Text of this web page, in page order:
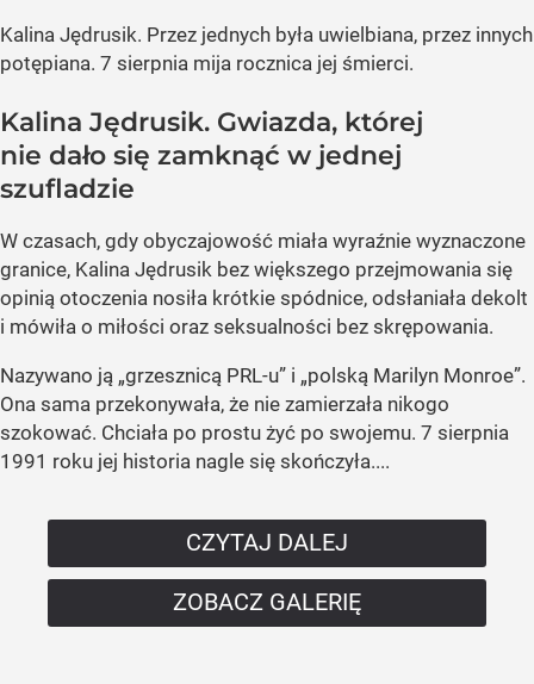
Kalina Jędrusik. Przez jednych była uwielbiana, przez innych
potępiana. 7 sierpnia mija rocznica jej śmierci.
Kalina Jędrusik. Gwiazda, której
nie dało się zamknąć w jednej
szufladzie
W czasach, gdy obyczajowość miała wyraźnie wyznaczone
granice, Kalina Jędrusik bez większego przejmowania się
opinią otoczenia nosiła krótkie spódnice, odsłaniała dekolt
i mówiła o miłości oraz seksualności bez skrępowania.
Nazywano ją „grzesznicą PRL-u” i „polską Marilyn Monroe”.
Ona sama przekonywała, że nie zamierzała nikogo
szokować. Chciała po prostu żyć po swojemu. 7 sierpnia
1991 roku jej historia nagle się skończyła....
CZYTAJ DALEJ
ZOBACZ GALERIĘ